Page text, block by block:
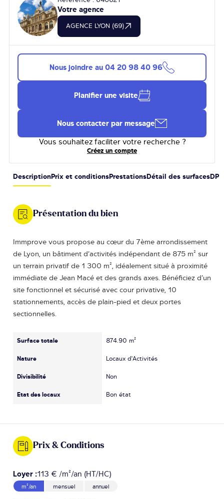
Votre agence
AGENCE LYON (69)
Nous joindre au 04 20 98 40 96
Planifier une visite
Nous contacter par message
Vous souhaitez faciliter votre recherche ?
Créez un compte
Description Prix et conditions Prestations Détail des surfaces DPE
Présentation du bien
Immprove vous propose au cœur du 7ème arrondissement
de Lyon, un bâtiment d’activités indépendant de 875 m² sur
un terrain privatif de 1 300 m², idéalement situé à proximité
immédiate de Jean Macé et des grands axes. Bénéficiez d’un
site fonctionnel et sécurisé avec cour privative, 10
stationnements, accès de plain-pied et deux portes
sectionnelles.
Surface totale
Nature
Divisibilité
Etat des locaux
874.90 m²
Locaux d'Activités
Non
Bon état
Prix & Conditions
Loyer :113 € /m²/an (HT/HC)
m²/an mensuel annuel